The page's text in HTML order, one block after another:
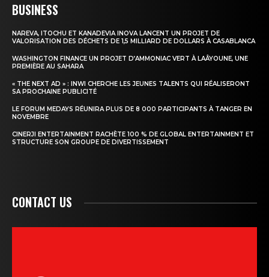
BUSINESS
NAREVA, ITOCHU ET KANADEVIA INOVA LANCENT UN PROJET DE
VALORISATION DES DÉCHETS DE 1,5 MILLIARD DE DOLLARS À CASABLANCA
WASHINGTON FINANCE UN PROJET D’AMMONIAC VERT À LAÂYOUNE, UNE
PREMIÈRE AU SAHARA
« THE NEXT AD » : INWI CHERCHE LES JEUNES TALENTS QUI RÉALISERONT
SA PROCHAINE PUBLICITÉ
LE FORUM MEDAYS RÉUNIRA PLUS DE 8 000 PARTICIPANTS À TANGER EN
NOVEMBRE
CINERJI ENTERTAINMENT RACHÈTE 100 % DE GLOBAL ENTERTAINMENT ET
STRUCTURE SON GROUPE DE DIVERTISSEMENT
CONTACT US